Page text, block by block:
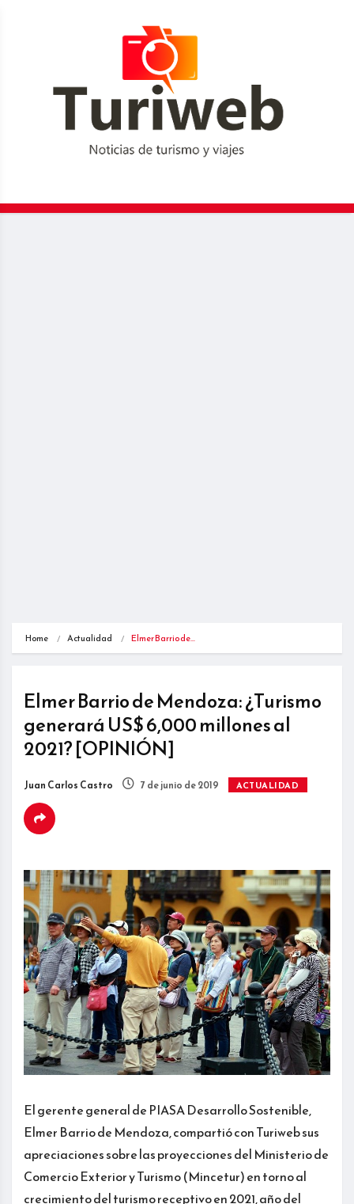
Home Actualidad Elmer Barrio de…
Elmer Barrio de Mendoza: ¿Turismo
generará US$ 6,000 millones al
2021? [OPINIÓN]
Juan Carlos Castro 7 de junio de 2019 ACTUALIDAD
El gerente general de PIASA Desarrollo Sostenible,
Elmer Barrio de Mendoza, compartió con Turiweb sus
apreciaciones sobre las proyecciones del Ministerio de
Comercio Exterior y Turismo (Mincetur) en torno al
crecimiento del turismo receptivo en 2021, año del